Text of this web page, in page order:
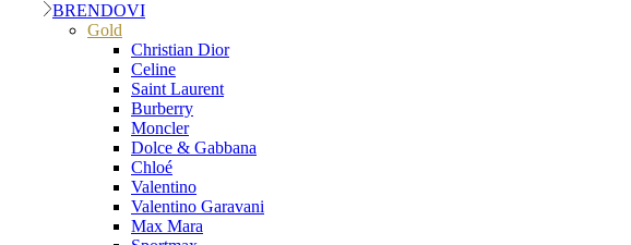
BRENDOVI
Gold
Christian Dior
Celine
Saint Laurent
Burberry
Moncler
Dolce & Gabbana
Chloé
Valentino
Valentino Garavani
Max Mara